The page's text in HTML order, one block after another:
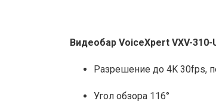
Видеобар VoiceXpert VXV-310-
Разрешение до 4K 30fps,
Угол обзора 116°